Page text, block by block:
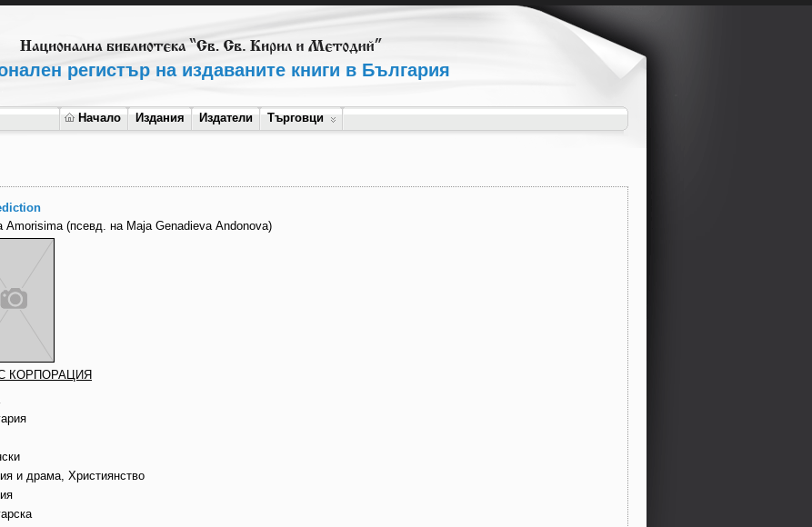
регистър на издаваните книги в България
Начало Издания Издатели Търговци
Amorisima (псевд. на Maja Genadieva Andonova)
КОРПОРАЦИЯ
и драма, Християнство